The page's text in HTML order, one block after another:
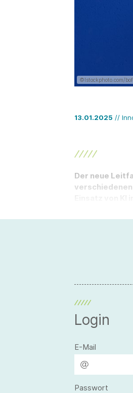
©Istockphoto.com/
13.01.2025 //
Der neue
Login
E-Mail
Passwort